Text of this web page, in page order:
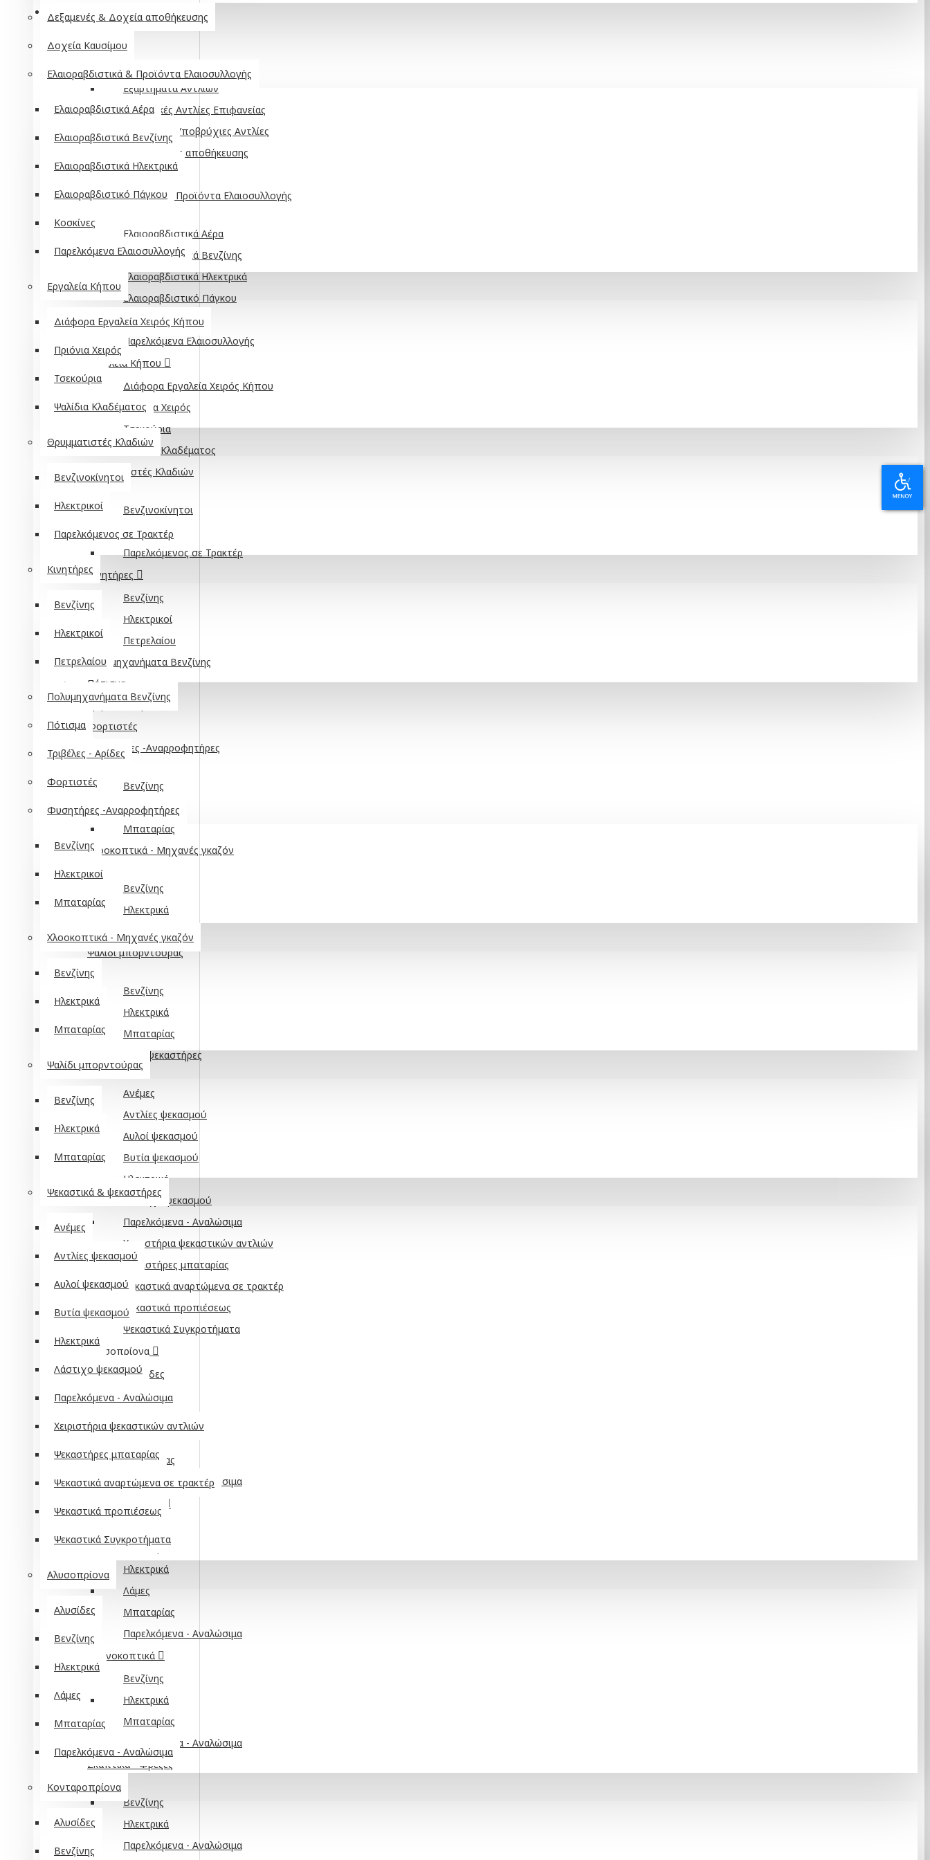
Δεξαμενές & Δοχεία αποθήκευσης
Δοχεία Καυσίμου
Ελαιοραβδιστικά & Προϊόντα Ελαιοσυλλογής
Ελαιοραβδιστικά Αέρα
Ελαιοραβδιστικά Βενζίνης
Ελαιοραβδιστικά Ηλεκτρικά
Ελαιοραβδιστικό Πάγκου
Κοσκίνες
Παρελκόμενα Ελαιοσυλλογής
Εργαλεία Κήπου
Διάφορα Εργαλεία Χειρός Κήπου
Πριόνια Χειρός
Τσεκούρια
Ψαλίδια Κλαδέματος
Θρυμματιστές Κλαδιών
Βενζινοκίνητοι
Ηλεκτρικοί
Παρελκόμενος σε Τρακτέρ
Κινητήρες
Βενζίνης
Ηλεκτρικοί
Πετρελαίου
Πολυμηχανήματα Βενζίνης
Πότισμα
Τριβέλες - Αρίδες
Φορτιστές
Φυσητήρες -Αναρροφητήρες
Βενζίνης
Ηλεκτρικοί
Μπαταρίας
Χλοοκοπτικά - Μηχανές γκαζόν
Βενζίνης
Ηλεκτρικά
Μπαταρίας
Ψαλίδι μπορντούρας
Βενζίνης
Ηλεκτρικά
Μπαταρίας
Ψεκαστικά & ψεκαστήρες
Ανέμες
Αντλίες ψεκασμού
Αυλοί ψεκασμού
Βυτία ψεκασμού
Ηλεκτρικά
Λάστιχο ψεκασμού
Παρελκόμενα - Αναλώσιμα
Χειριστήρια ψεκαστικών αντλιών
Ψεκαστήρες μπαταρίας
Ψεκαστικά αναρτώμενα σε τρακτέρ
Ψεκαστικά προπιέσεως
Ψεκαστικά Συγκροτήματα
Αλυσοπρίονα
Αλυσίδες
Βενζίνης
Ηλεκτρικά
Λάμες
Μπαταρίας
Παρελκόμενα - Αναλώσιμα
Κονταροπρίονα
Αλυσίδες
Βενζίνης
ΑΓΡΌΣ - ΚΉΠΟΣ - ΠΌΤΙΣΜΑ
Αντλίες
Βενζινοκίνητες
Εξαρτήματα Αντλιών
Ηλεκτρικές Αντλίες Επιφανείας
Ηλεκτρικές Υποβρύχιες Αντλίες
Δεξαμενές & Δοχεία αποθήκευσης
Δοχεία Καυσίμου
Ελαιοραβδιστικά & Προϊόντα Ελαιοσυλλογής
Ελαιοραβδιστικά Αέρα
Ελαιοραβδιστικά Βενζίνης
Ελαιοραβδιστικά Ηλεκτρικά
Ελαιοραβδιστικό Πάγκου
Κοσκίνες
Παρελκόμενα Ελαιοσυλλογής
Εργαλεία Κήπου
Διάφορα Εργαλεία Χειρός Κήπου
Πριόνια Χειρός
Τσεκούρια
Ψαλίδια Κλαδέματος
Θρυμματιστές Κλαδιών
Βενζινοκίνητοι
Ηλεκτρικοί
Παρελκόμενος σε Τρακτέρ
Κινητήρες
Βενζίνης
Ηλεκτρικοί
Πετρελαίου
Πολυμηχανήματα Βενζίνης
Πότισμα
Τριβέλες - Αρίδες
Φορτιστές
Φυσητήρες -Αναρροφητήρες
Βενζίνης
Ηλεκτρικοί
Μπαταρίας
Χλοοκοπτικά - Μηχανές γκαζόν
Βενζίνης
Ηλεκτρικά
Μπαταρίας
Ψαλίδι μπορντούρας
Βενζίνης
Ηλεκτρικά
Μπαταρίας
Ψεκαστικά & ψεκαστήρες
Ανέμες
Αντλίες ψεκασμού
Αυλοί ψεκασμού
Βυτία ψεκασμού
Ηλεκτρικά
Λάστιχο ψεκασμού
Παρελκόμενα - Αναλώσιμα
Χειριστήρια ψεκαστικών αντλιών
Ψεκαστήρες μπαταρίας
Ψεκαστικά αναρτώμενα σε τρακτέρ
Ψεκαστικά προπιέσεως
Ψεκαστικά Συγκροτήματα
Αλυσοπρίονα
Αλυσίδες
Βενζίνης
Μπαταρίας
Παρελκόμενα - Αναλώσιμα
Βενζίνης
Ηλεκτρικά
Λάμες
Μπαταρίας
Παρελκόμενα - Αναλώσιμα
Θαμνοκοπτικά
Βενζίνης
Ηλεκτρικά
Μπαταρίας
Παρελκόμενα - Αναλώσιμα
Σκαπτικά - Φρέζες
Βενζίνης
Ηλεκτρικά
Παρελκόμενα - Αναλώσιμα